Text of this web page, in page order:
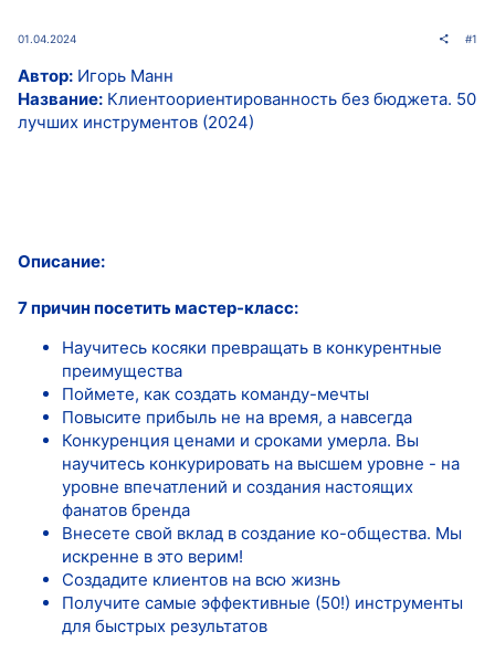
01.04.2024 #1
Автор: Игорь Манн
Название: Клиентоориентированность без бюджета. 50
лучших инструментов (2024)
Описание:
7 причин посетить мастер-класс:
Научитесь косяки превращать в конкурентные
преимущества
Поймете, как создать команду-мечты
Повысите прибыль не на время, а навсегда
Конкуренция ценами и сроками умерла. Вы
научитесь конкурировать на высшем уровне - на
уровне впечатлений и создания настоящих
фанатов бренда
Внесете свой вклад в создание ко-общества. Мы
искренне в это верим!
Создадите клиентов на всю жизнь
Получите самые эффективные (50!) инструменты
для быстрых результатов